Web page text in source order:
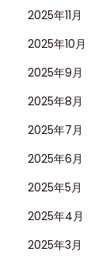
2025年11月
2025年10月
2025年9月
2025年8月
2025年7月
2025年6月
2025年5月
2025年4月
2025年3月